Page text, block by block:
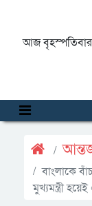
আজ
বাংলাকে
মুখ্যমন্ত্রী